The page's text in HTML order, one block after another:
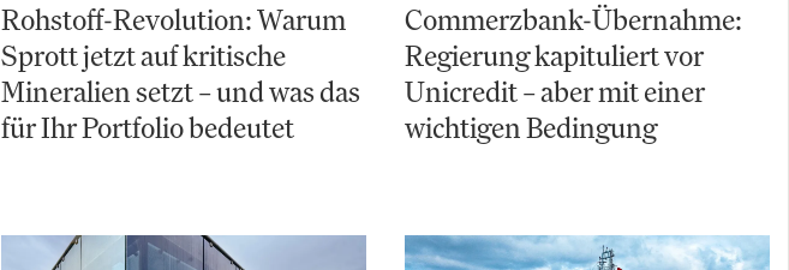
Rohstoff-Revolution: Warum
Sprott jetzt auf kritische
Mineralien setzt – und was das
für Ihr Portfolio bedeutet
Commerzbank-Übernahme:
Regierung kapituliert vor
Unicredit – aber mit einer
wichtigen Bedingung